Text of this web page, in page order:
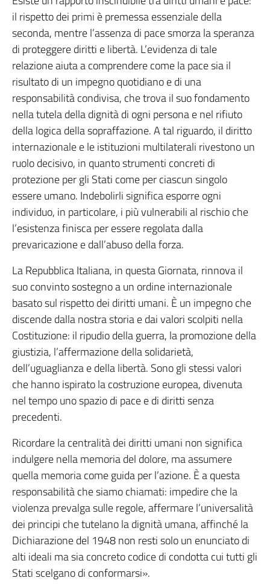
il rispetto dei primi è premessa essenziale della
seconda, mentre l’assenza di pace smorza la speranza
di proteggere diritti e libertà. L’evidenza di tale
relazione aiuta a comprendere come la pace sia il
risultato di un impegno quotidiano e di una
responsabilità condivisa, che trova il suo fondamento
nella tutela della dignità di ogni persona e nel rifiuto
della logica della sopraffazione. A tal riguardo, il diritto
internazionale e le istituzioni multilaterali rivestono un
ruolo decisivo, in quanto strumenti concreti di
protezione per gli Stati come per ciascun singolo
essere umano. Indebolirli significa esporre ogni
individuo, in particolare, i più vulnerabili al rischio che
l’esistenza finisca per essere regolata dalla
prevaricazione e dall’abuso della forza.
La Repubblica Italiana, in questa Giornata, rinnova il
suo convinto sostegno a un ordine internazionale
basato sul rispetto dei diritti umani. È un impegno che
discende dalla nostra storia e dai valori scolpiti nella
Costituzione: il ripudio della guerra, la promozione della
giustizia, l’affermazione della solidarietà,
dell’uguaglianza e della libertà. Sono gli stessi valori
che hanno ispirato la costruzione europea, divenuta
nel tempo uno spazio di pace e di diritti senza
precedenti.
Ricordare la centralità dei diritti umani non significa
indulgere nella memoria del dolore, ma assumere
quella memoria come guida per l’azione. È a questa
responsabilità che siamo chiamati: impedire che la
violenza prevalga sulle regole, affermare l’universalità
dei principi che tutelano la dignità umana, affinché la
Dichiarazione del 1948 non resti solo un enunciato di
alti ideali ma sia concreto codice di condotta cui tutti gli
Stati scelgano di conformarsi».